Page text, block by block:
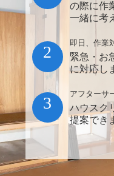
の際に作
一緒に考
即日、作業
緊急・お
に対応し
2
アフターサ
ハウスク
提案でき
3